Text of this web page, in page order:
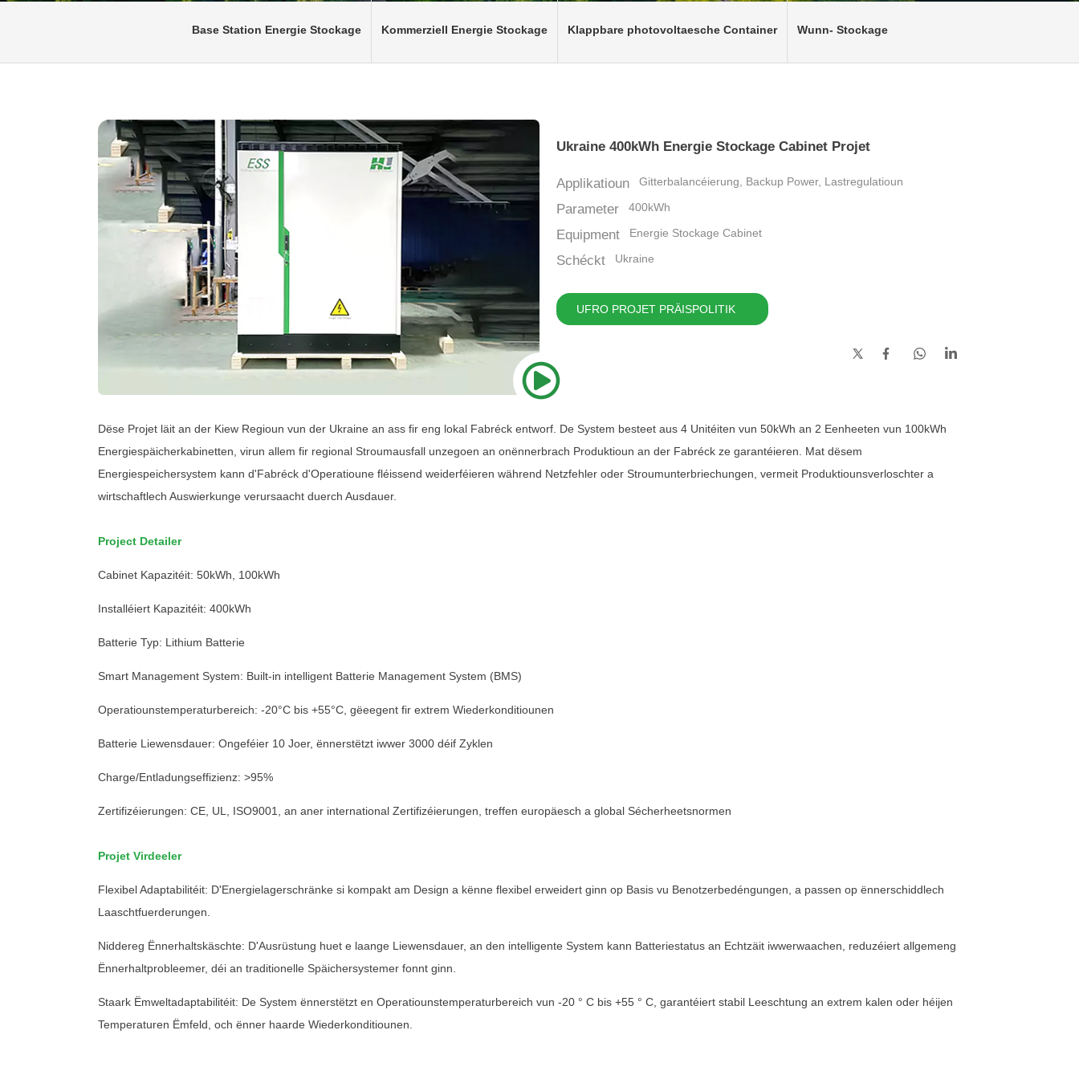
Base Station Energie Stockage Kommerziell Energie Stockage Klappbare photovoltaesche Container Wunn- Stockage
Ukraine 400kWh Energie Stockage Cabinet Projet
Applikatioun Gitterbalancéierung, Backup Power, Lastregulatioun
Parameter 400kWh
Equipment Energie Stockage Cabinet
Schéckt Ukraine
UFRO PROJET PRÄISPOLITIK
Dëse Projet läit an der Kiew Regioun vun der Ukraine an ass fir eng lokal Fabréck entworf. De System besteet aus 4 Unitéiten vun 50kWh an 2 Eenheeten vun 100kWh
Energiespäicherkabinetten, virun allem fir regional Stroumausfall unzegoen an onënnerbrach Produktioun an der Fabréck ze garantéieren. Mat dësem
Energiespeichersystem kann d'Fabréck d'Operatioune fléissend weiderféieren während Netzfehler oder Stroumunterbriechungen, vermeit Produktiounsverloschter a
wirtschaftlech Auswierkunge verursaacht duerch Ausdauer.
Project Detailer
Cabinet Kapazitéit: 50kWh, 100kWh
Installéiert Kapazitéit: 400kWh
Batterie Typ: Lithium Batterie
Smart Management System: Built-in intelligent Batterie Management System (BMS)
Operatiounstemperaturbereich: -20°C bis +55°C, gëeegent fir extrem Wiederkonditiounen
Batterie Liewensdauer: Ongeféier 10 Joer, ënnerstëtzt iwwer 3000 déif Zyklen
Charge/Entladungseffizienz: >95%
Zertifizéierungen: CE, UL, ISO9001, an aner international Zertifizéierungen, treffen europäesch a global Sécherheetsnormen
Projet Virdeeler
Flexibel Adaptabilitéit: D'Energielagerschränke si kompakt am Design a kënne flexibel erweidert ginn op Basis vu Benotzerbedéngungen, a passen op ënnerschiddlech
Laaschtfuerderungen.
Niddereg Ënnerhaltskäschte: D'Ausrüstung huet e laange Liewensdauer, an den intelligente System kann Batteriestatus an Echtzäit iwwerwaachen, reduzéiert allgemeng
Ënnerhaltprobleemer, déi an traditionelle Späichersystemer fonnt ginn.
Staark Ëmweltadaptabilitéit: De System ënnerstëtzt en Operatiounstemperaturbereich vun -20 ° C bis +55 ° C, garantéiert stabil Leeschtung an extrem kalen oder héijen
Temperaturen Ëmfeld, och ënner haarde Wiederkonditiounen.